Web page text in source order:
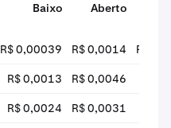
Baixo Aberto
R$ 0,00039 R$ 0,0014 R$
R$ 0,0013 R$ 0,0046
R$ 0,0024 R$ 0,0031